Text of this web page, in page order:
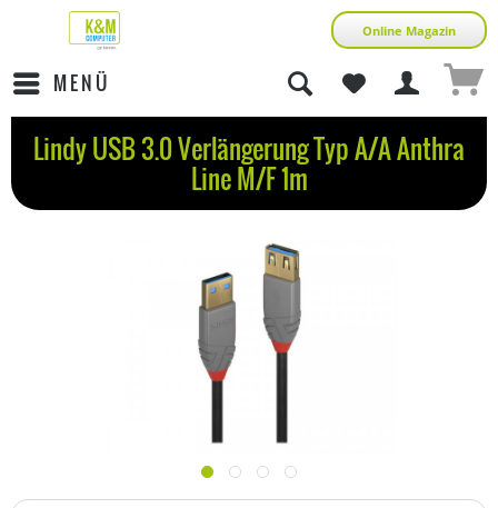
Online Magazin
MENÜ
Lindy USB 3.0 Verlängerung Typ A/A Anthra
Line M/F 1m